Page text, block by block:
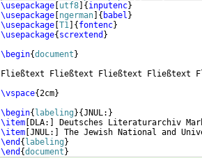
\usepackage utf8 { inputenc}
\usepackage ngerman { babel }
\usepackage T1 { fontenc}
\usepackage{ scrextend }
\begin{document }
Fließtext Fließtext Fließtext Fließtext
\vspace{2cm}
\begin{ labeling }{JNUL: }
\item
DLA:
Deutsches Literaturarchiv
\item JNUL:
The Jewish National and
\end { labeling }
\end {document }